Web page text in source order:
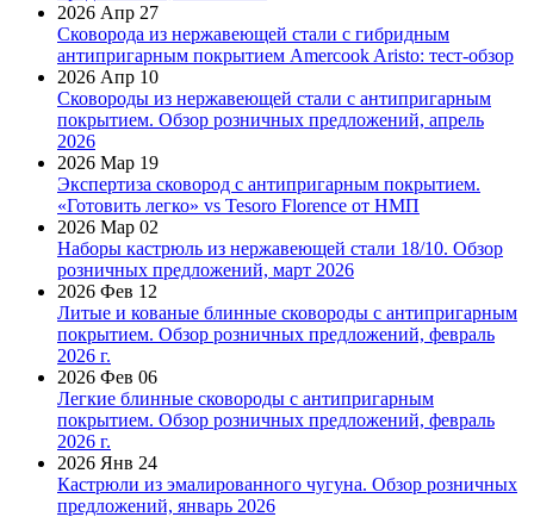
2026 Апр 27
Сковорода из нержавеющей стали с гибридным
антипригарным покрытием Amercook Aristo: тест-обзор
2026 Апр 10
Сковороды из нержавеющей стали с антипригарным
покрытием. Обзор розничных предложений, апрель
2026
2026 Мар 19
Экспертиза сковород с антипригарным покрытием.
«Готовить легко» vs Tesoro Florence от НМП
2026 Мар 02
Наборы кастрюль из нержавеющей стали 18/10. Обзор
розничных предложений, март 2026
2026 Фев 12
Литые и кованые блинные сковороды с антипригарным
покрытием. Обзор розничных предложений, февраль
2026 г.
2026 Фев 06
Легкие блинные сковороды с антипригарным
покрытием. Обзор розничных предложений, февраль
2026 г.
2026 Янв 24
Кастрюли из эмалированного чугуна. Обзор розничных
предложений, январь 2026